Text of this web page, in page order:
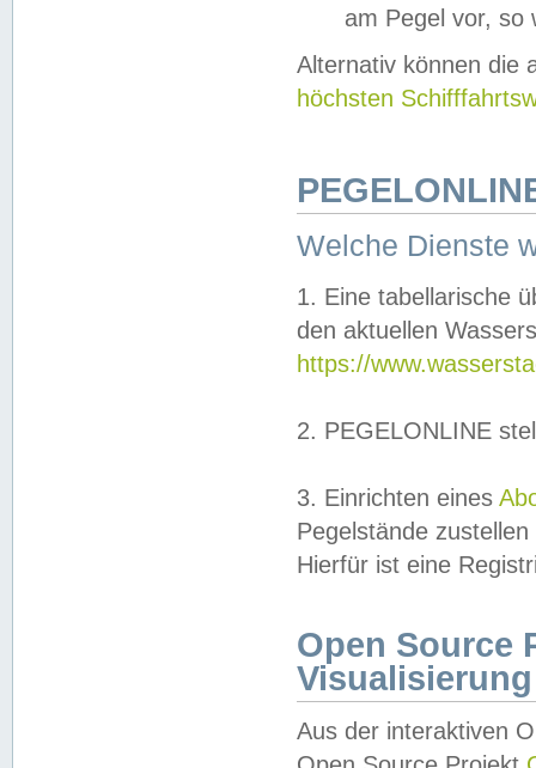
am Pegel vor,
Alternativ können die
höchsten
Welche Dienste
1. Eine tabellarische
den aktuellen
https://
2. PEGELONLINE
3. Einrichten eines
Pegelstände
Hierfür ist eine
Open Source
Visualisierung
Aus der interaktiven